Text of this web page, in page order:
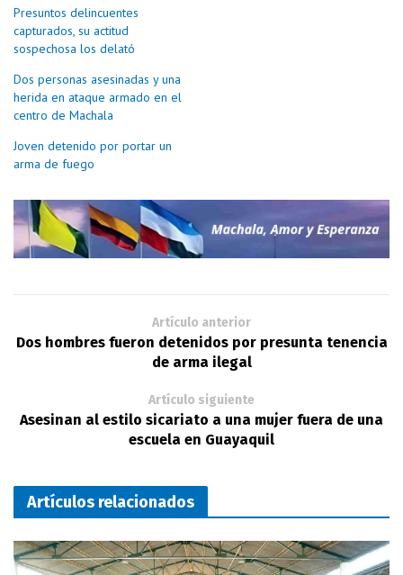
Presuntos delincuentes
capturados, su actitud
sospechosa los delató
Dos personas asesinadas y una
herida en ataque armado en el
centro de Machala
Joven detenido por portar un
arma de fuego
Artículo anterior
Dos hombres fueron detenidos por presunta tenencia
de arma ilegal
Artículo siguiente
Asesinan al estilo sicariato a una mujer fuera de una
escuela en Guayaquil
Artículos relacionados